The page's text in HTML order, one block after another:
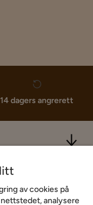
14 dagers angrerett
av cookies på
analysere